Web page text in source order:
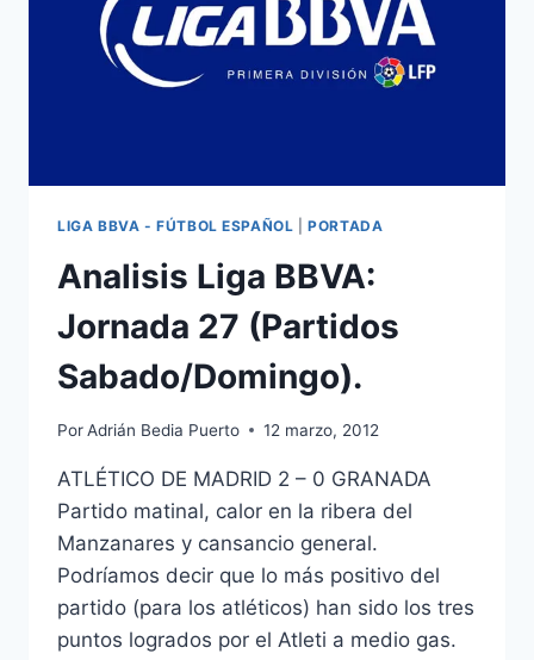
LIGA BBVA - FÚTBOL ESPAÑOL |PORTADA
Analisis Liga BBVA:
Jornada 27 (Partidos
Sabado/Domingo).
PorAdrián Bedia Puerto 12 marzo, 2012
ATLÉTICO DE MADRID 2 – 0 GRANADA
Partido matinal, calor en la ribera del
Manzanares y cansancio general.
Podríamos decir que lo más positivo del
partido (para los atléticos) han sido los tres
puntos logrados por el Atleti a medio gas.